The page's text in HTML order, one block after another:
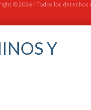
© 2026 - Todos los derechos
Y